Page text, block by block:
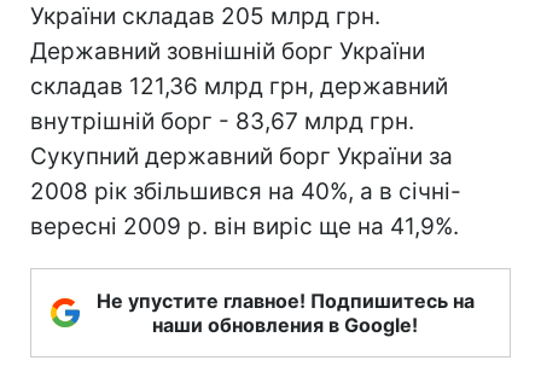
України складав 205 млрд грн.
Державний зовнішній борг України
складав 121,36 млрд грн, державний
внутрішній борг - 83,67 млрд грн.
Сукупний державний борг України за
2008 рік збільшився на 40%, а в січні-
вересні 2009 р. він виріс ще на 41,9%.
Не упустите главное! Подпишитесь на
наши обновления в Google!